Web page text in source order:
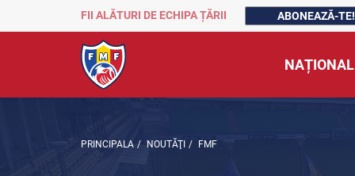
FII ALĂTURI DE ECHIPA ȚĂRII ABONEAZĂ-TE!
PRINCIPALA / NOUTĂŢI / FMF